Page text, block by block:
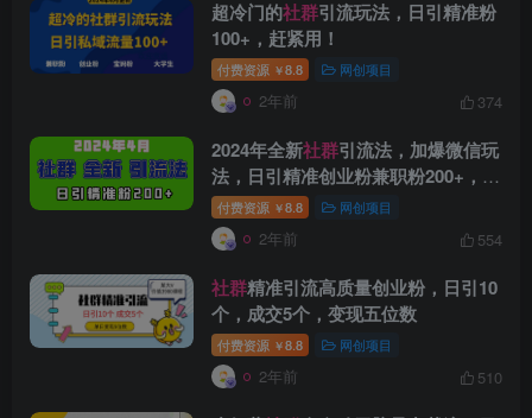
超冷门的社群引流玩法，日引精准粉
100+，赶紧用！
付费资源 ￥8.8 网创项目
2年前 374
2024年全新社群引流法，加爆微信玩
法，日引精准创业粉兼职粉200+，自
己…
付费资源 ￥8.8 网创项目
2年前 554
社群精准引流高质量创业粉，日引10
个，成交5个，变现五位数
付费资源 ￥8.8 网创项目
2年前 510